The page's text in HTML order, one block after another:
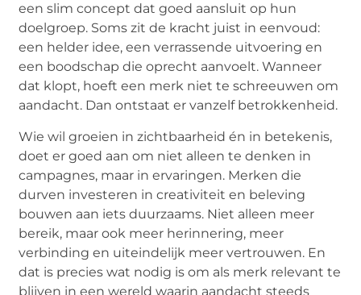
een slim concept dat goed aansluit op hun
doelgroep. Soms zit de kracht juist in eenvoud:
een helder idee, een verrassende uitvoering en
een boodschap die oprecht aanvoelt. Wanneer
dat klopt, hoeft een merk niet te schreeuwen om
aandacht. Dan ontstaat er vanzelf betrokkenheid.
Wie wil groeien in zichtbaarheid én in betekenis,
doet er goed aan om niet alleen te denken in
campagnes, maar in ervaringen. Merken die
durven investeren in creativiteit en beleving
bouwen aan iets duurzaams. Niet alleen meer
bereik, maar ook meer herinnering, meer
verbinding en uiteindelijk meer vertrouwen. En
dat is precies wat nodig is om als merk relevant te
blijven in een wereld waarin aandacht steeds